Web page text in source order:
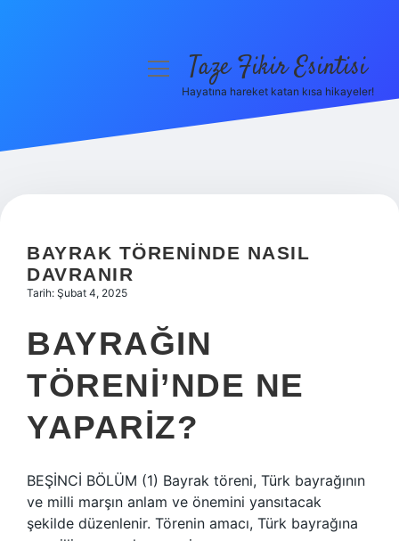
Hakkımızda
menüyüTaze Fikir Esintisi
Hayatına hareket katan kısa hikayeler!
BAYRAK TÖRENINDE NASIL
DAVRANIR
Tarih: Şubat 4, 2025
BAYRAĞIN
TÖRENI’NDE NE
YAPARIZ?
BEŞİNCİ BÖLÜM (1) Bayrak töreni, Türk bayrağının
ve milli marşın anlam ve önemini yansıtacak
şekilde düzenlenir. Törenin amacı, Türk bayrağına